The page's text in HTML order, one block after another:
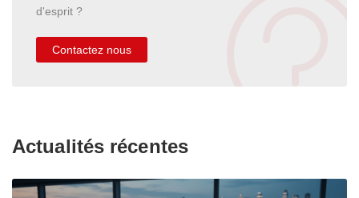
d'esprit ?
Contactez nous
Actualités récentes